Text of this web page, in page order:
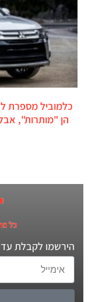
כלמוביל מספרת
הן "מותרות",
הירשמו לקבלת